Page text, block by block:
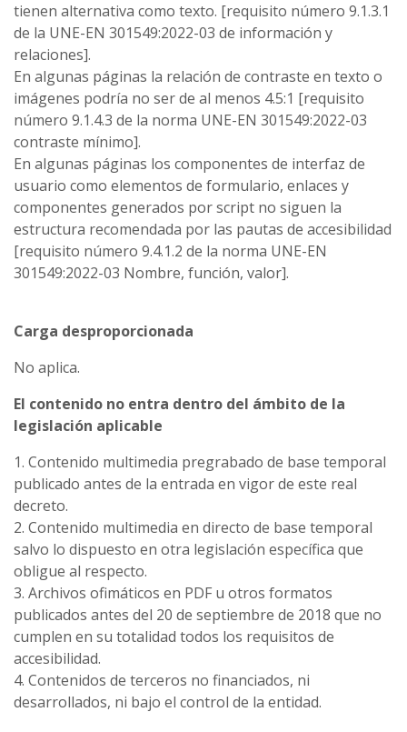
tienen alternativa como texto. [requisito número 9.1.3.1
de la UNE-EN 301549:2022-03 de información y
relaciones].
En algunas páginas la relación de contraste en texto o
imágenes podría no ser de al menos 4.5:1 [requisito
número 9.1.4.3 de la norma UNE-EN 301549:2022-03
contraste mínimo].
En algunas páginas los componentes de interfaz de
usuario como elementos de formulario, enlaces y
componentes generados por script no siguen la
estructura recomendada por las pautas de accesibilidad
[requisito número 9.4.1.2 de la norma UNE-EN
301549:2022-03 Nombre, función, valor].
Carga desproporcionada
No aplica.
El contenido no entra dentro del ámbito de la
legislación aplicable
1. Contenido multimedia pregrabado de base temporal
publicado antes de la entrada en vigor de este real
decreto.
2. Contenido multimedia en directo de base temporal
salvo lo dispuesto en otra legislación específica que
obligue al respecto.
3. Archivos ofimáticos en PDF u otros formatos
publicados antes del 20 de septiembre de 2018 que no
cumplen en su totalidad todos los requisitos de
accesibilidad.
4. Contenidos de terceros no financiados, ni
desarrollados, ni bajo el control de la entidad.